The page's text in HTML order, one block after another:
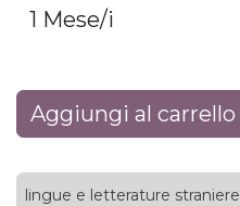
Aggiungi al carrello
lingue e letterature straniere